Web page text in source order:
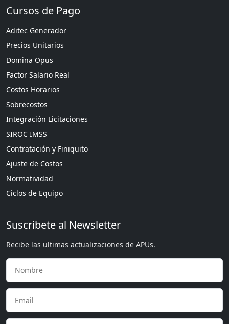
Cursos de Pago
Aditec Generador
Precios Unitarios
Domina Opus
Factor Salario Real
Costos Horarios
Sobrecostos
Integración Licitaciones
SIROC IMSS
Contratación y Finiquito
Ajuste de Costos
Normatividad
Ciclos de Equipo
Suscribete al Newsletter
Recibe las ultimas actualizaciones de APUs.